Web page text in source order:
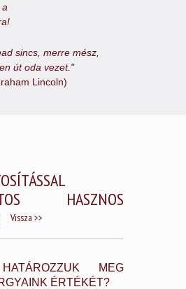
sincs, merre mész,
út oda vezet."
Lincoln)
HASZNOS
Vissza >>
MEG
ÉRTÉKÉT?